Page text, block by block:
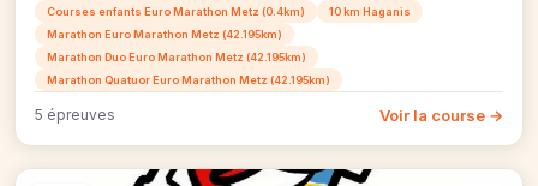
Courses enfants Euro Marathon Metz (0.4km)
10 km Haganis
Marathon Euro Marathon Metz (42.195km)
Marathon Duo Euro Marathon Metz (42.195km)
Marathon Quatuor Euro Marathon Metz (42.195km)
5 épreuves Voir la course →